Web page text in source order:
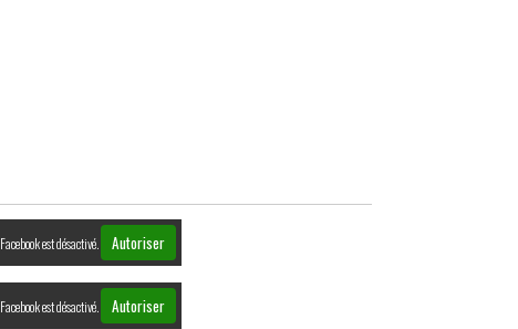
Facebook est désactivé. Autoriser
Facebook est désactivé. Autoriser